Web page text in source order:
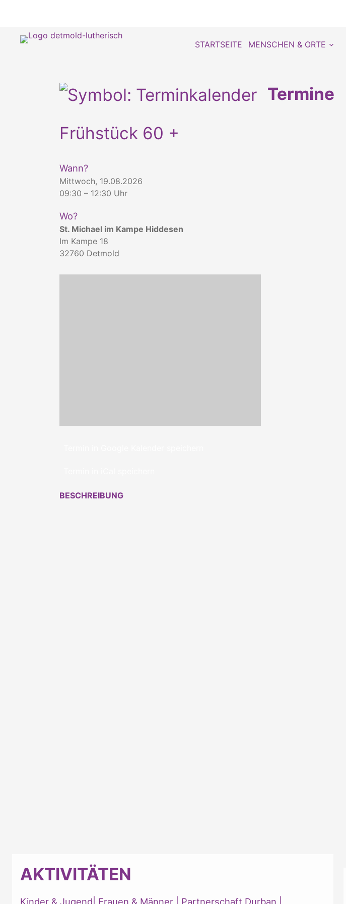
STARTSEITE MENSCHEN & ORTE
Termine
Frühstück 60 +
Wann?
Mittwoch, 19.08.2026
09:30 – 12:30 Uhr
Wo?
St. Michael im Kampe Hiddesen
Im Kampe 18
32760 Detmold
BESCHREIBUNG
AKTIVITÄTEN
Kinder & Jugend Frauen & Männer Partnerschaft Durban